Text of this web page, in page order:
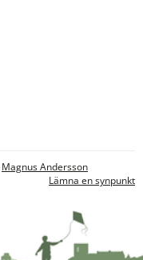
Magnus Andersson
Lämna en synpunkt